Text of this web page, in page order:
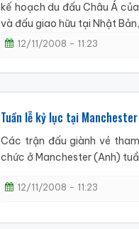
kế hoạch du đấu Châu Á
và đấu giao hữu tại Nhật
12/11/2008 - 11:23
Tuần lễ kỷ lục tại Manchester
Các trận đấu giành vé
chức ở Manchester (Anh)
12/11/2008 - 11:23